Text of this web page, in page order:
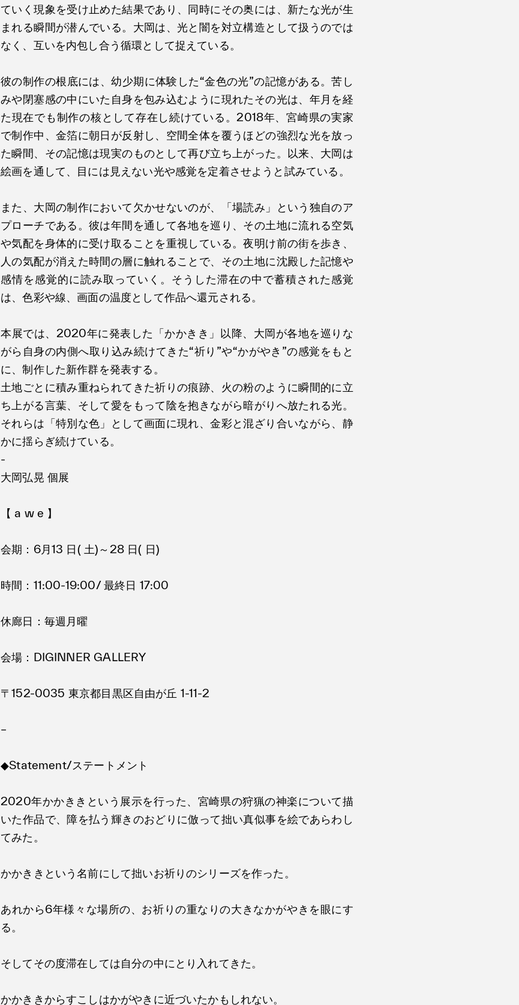
ていく現象を受け止めた結果であり、同時にその奥には、新たな光が生
まれる瞬間が潜んでいる。大岡は、光と闇を対立構造として扱うのでは
なく、互いを内包し合う循環として捉えている。
彼の制作の根底には、幼少期に体験した“金色の光”の記憶がある。苦し
みや閉塞感の中にいた自身を包み込むように現れたその光は、年月を経
た現在でも制作の核として存在し続けている。2018年、宮崎県の実家
で制作中、金箔に朝日が反射し、空間全体を覆うほどの強烈な光を放っ
た瞬間、その記憶は現実のものとして再び立ち上がった。以来、大岡は
絵画を通して、目には見えない光や感覚を定着させようと試みている。
また、大岡の制作において欠かせないのが、「場読み」という独自のア
プローチである。彼は年間を通して各地を巡り、その土地に流れる空気
や気配を身体的に受け取ることを重視している。夜明け前の街を歩き、
人の気配が消えた時間の層に触れることで、その土地に沈殿した記憶や
感情を感覚的に読み取っていく。そうした滞在の中で蓄積された感覚
は、色彩や線、画面の温度として作品へ還元される。
本展では、2020年に発表した「かかきき」以降、大岡が各地を巡りな
がら自身の内側へ取り込み続けてきた“祈り”や“かがやき”の感覚をもと
に、制作した新作群を発表する。
土地ごとに積み重ねられてきた祈りの痕跡、火の粉のように瞬間的に立
ち上がる言葉、そして愛をもって陰を抱きながら暗がりへ放たれる光。
それらは「特別な色」として画面に現れ、金彩と混ざり合いながら、静
かに揺らぎ続けている。
-
大岡弘晃 個展
【 a w e 】
会期：6月13 日( 土)～28 日( 日)
時間：11:00-19:00/ 最終日 17:00
休廊日：毎週月曜
会場：DIGINNER GALLERY
〒152-0035 東京都目黒区自由が丘 1-11-2
–
◆Statement/ステートメント
2020年かかききという展示を行った、宮崎県の狩猟の神楽について描
いた作品で、障を払う輝きのおどりに倣って拙い真似事を絵であらわし
てみた。
かかききという名前にして拙いお祈りのシリーズを作った。
あれから6年様々な場所の、お祈りの重なりの大きなかがやきを眼にす
る。
そしてその度滞在しては自分の中にとり入れてきた。
かかききからすこしはかがやきに近づいたかもしれない。